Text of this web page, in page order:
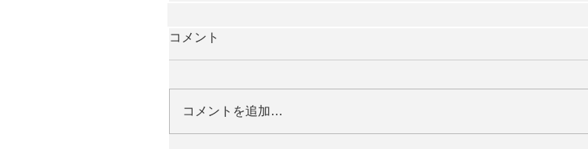
コメント
コメントを追加…